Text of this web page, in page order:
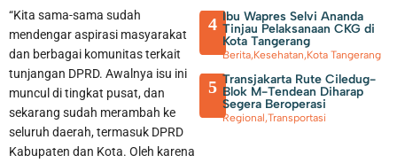
Sambut Kemerdekaan, Walikota Tangerang Beserta Jajaran
Bersih-Bersih Lingkungan
“Kita sama-sama sudah
mendengar aspirasi masyarakat
dan berbagai komunitas terkait
tunjangan DPRD. Awalnya isu ini
muncul di tingkat pusat, dan
sekarang sudah merambah ke
seluruh daerah, termasuk DPRD
Kabupaten dan Kota. Oleh karena
4 Ibu Wapres Selvi Ananda
Tinjau Pelaksanaan CKG di
Kota Tangerang
Berita,Kesehatan,Kota Tangerang
5 Transjakarta Rute Ciledug-
Blok M-Tendean Diharap
Segera Beroperasi
Regional,Transportasi